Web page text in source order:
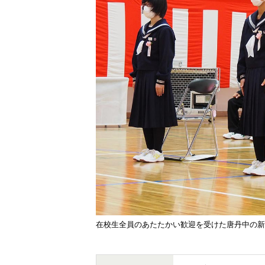
在校生全員のあたたかい歓迎を受けた唐丹中の